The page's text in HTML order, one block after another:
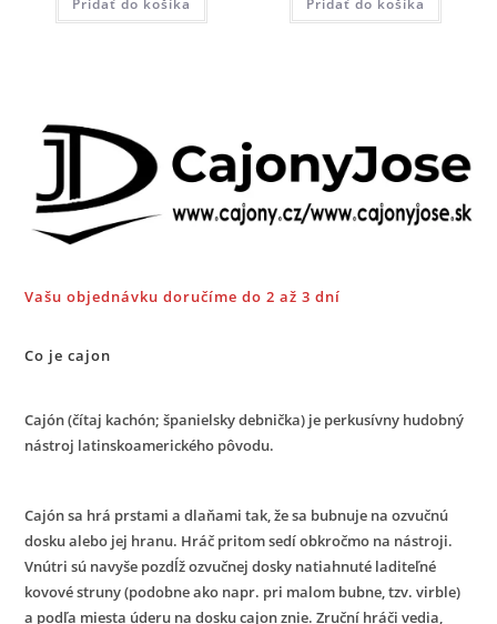
Pridať do košíka Pridať do košíka
Vašu objednávku doručíme do 2 až 3 dní
Co je cajon
Cajón (čítaj kachón; španielsky debnička) je perkusívny hudobný
nástroj latinskoamerického pôvodu.
Cajón sa hrá prstami a dlaňami tak, že sa bubnuje na ozvučnú
dosku alebo jej hranu. Hráč pritom sedí obkročmo na nástroji.
Vnútri sú navyše pozdĺž ozvučnej dosky natiahnuté laditeľné
kovové struny (podobne ako napr. pri malom bubne, tzv. virble)
a podľa miesta úderu na dosku cajon znie. Zruční hráči vedia,